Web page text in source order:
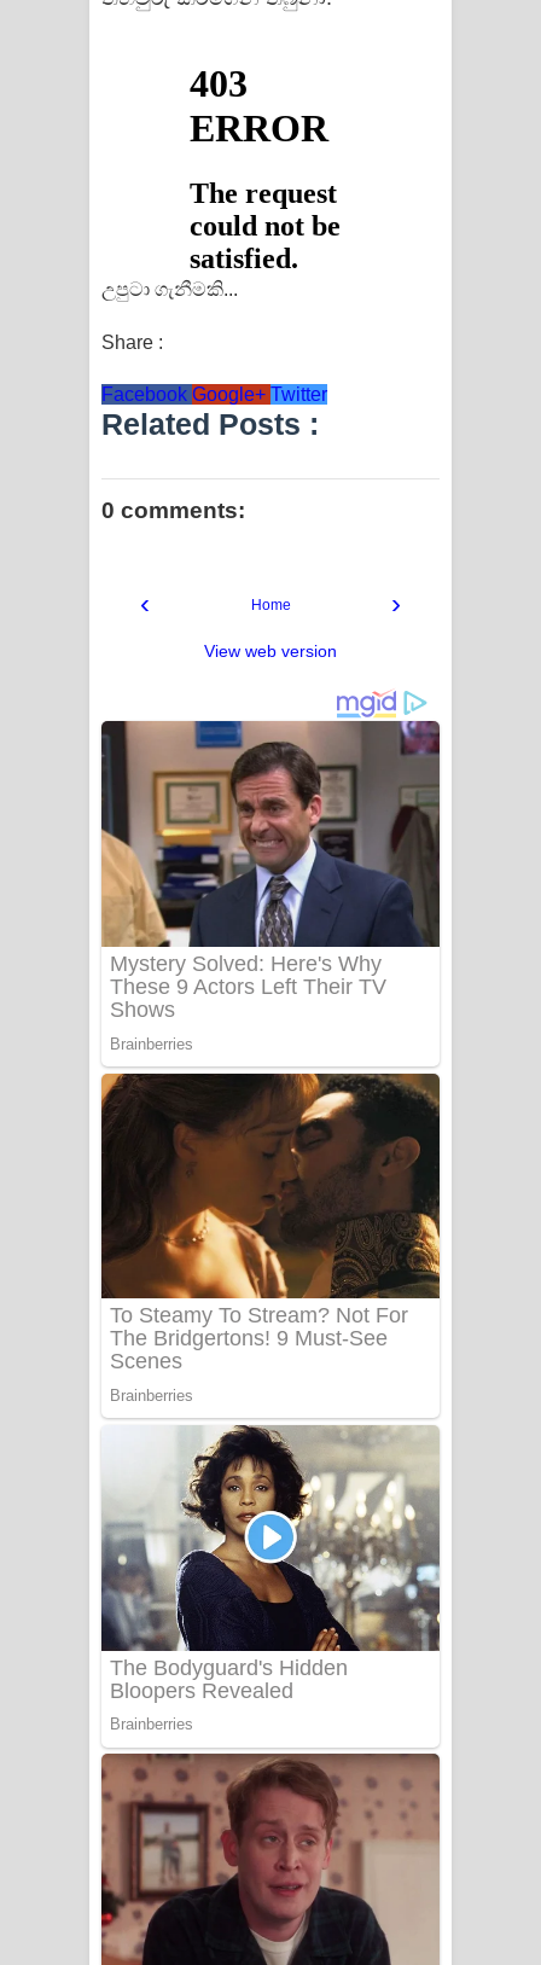
උපුටා ගැනීමකි...
Share :
Facebook Google+ Twitter
Related Posts :
0 comments:
‹ ›
Home
View web version